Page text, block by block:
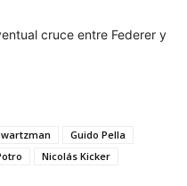
cruce entre Federer y
Guido Pella
Nicolás Kicker